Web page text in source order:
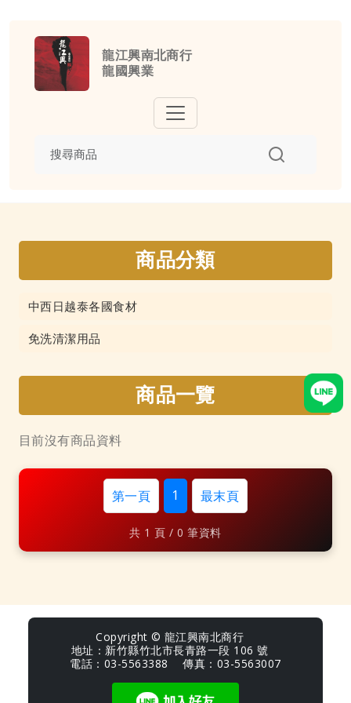
龍江興南北商行
龍國興業
商品分類
中西日越泰各國食材
免洗清潔用品
商品一覽
目前沒有商品資料
第一頁 1 最末頁
共 1 頁 / 0 筆資料
Copyright © 龍江興南北商行
地址：新竹縣竹北市長青路一段 106 號
電話：03-5563388 傳真：03-5563007